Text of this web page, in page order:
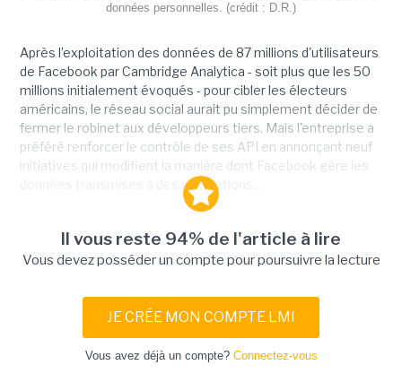
données personnelles. (crédit : D.R.)
Après l’exploitation des données de 87 millions d'utilisateurs
de Facebook par Cambridge Analytica - soit plus que les 50
millions initialement évoqués - pour cibler les électeurs
américains, le réseau social aurait pu simplement décider de
fermer le robinet aux développeurs tiers. Mais l'entreprise a
préféré renforcer le contrôle de ses API en annonçant neuf
initiatives qui modifient la manière dont Facebook gère les
données transmises à des applications...
Il vous reste 94% de l'article à lire
Vous devez posséder un compte pour poursuivre la lecture
JE CRÉE MON COMPTE LMI
Vous avez déjà un compte? Connectez-vous